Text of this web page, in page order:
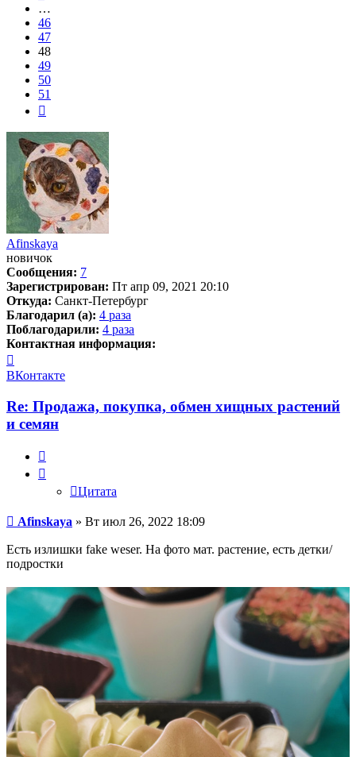
…
46
47
48
49
50
51
Afinskaya
новичок
Сообщения: 7
Зарегистрирован: Пт апр 09, 2021 20:10
Откуда: Санкт-Петербург
Благодарил (а): 4 раза
Поблагодарили: 4 раза
Контактная информация:
информация
пользователя
Afinskaya
ВКонтакте
Re: Продажа, покупка, обмен хищных растений
и семян
Цитата
Сообщение
Afinskaya » Вт июл 26, 2022 18:09
Есть излишки fake weser. На фото мат. растение, есть детки/
подростки